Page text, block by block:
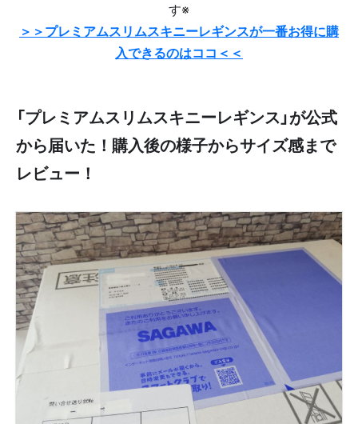
す※
＞＞プレミアムスリムスキニーレギンスが一番お得に購
入できるのはココ＜＜
「プレミアムスリムスキニーレギンス」が公式
から届いた！購入後の様子からサイズ感まで
レビュー！